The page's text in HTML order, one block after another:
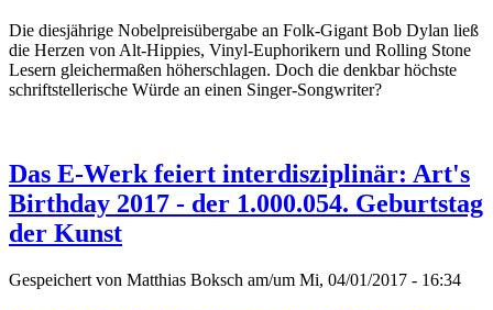
Die diesjährige Nobelpreisübergabe an Folk-Gigant Bob Dylan ließ
die Herzen von Alt-Hippies, Vinyl-Euphorikern und Rolling Stone
Lesern gleichermaßen höherschlagen. Doch die denkbar höchste
schriftstellerische Würde an einen Singer-Songwriter?
Das E-Werk feiert interdisziplinär: Art's
Birthday 2017 - der 1.000.054. Geburtstag
der Kunst
Gespeichert von Matthias Boksch am/um Mi, 04/01/2017 - 16:34